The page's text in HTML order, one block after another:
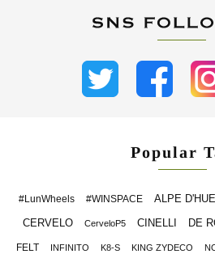
Popular
#LunWheels #WINSPACE ALPE
CERVELO CerveloP5 CINELLI DE
FELT INFINITO K8-S KING ZYDECO